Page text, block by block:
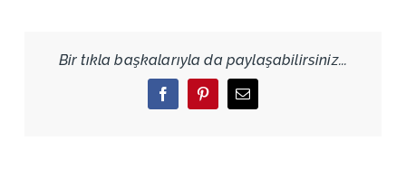
Bir tıkla başkalarıyla da paylaşabilirsiniz...
FacebookPinterestEmail